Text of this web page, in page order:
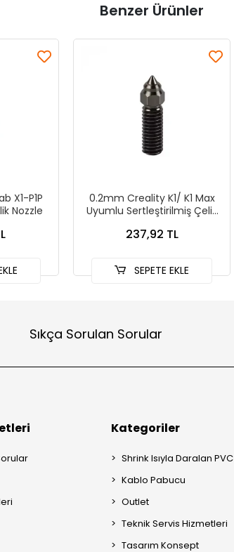
Benzer Ürünler
X1-P1P
Nozzle
0.2mm Creality K1/ K1 Max
Uyumlu Sertleştirilmiş Çelik
237,92 TL
SEPETE EKLE
Sıkça Sorulan Sorular
Kategoriler
Shrink Isıyla Daralan PVC
Kablo Pabucu
Outlet
Teknik Servis Hizmetleri
Tasarım Konsept